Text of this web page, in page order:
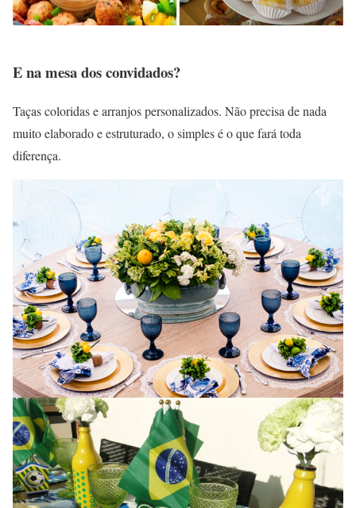
E na mesa dos convidados?
Taças coloridas e arranjos personalizados. Não precisa de nada
muito elaborado e estruturado, o simples é o que fará toda
diferença.